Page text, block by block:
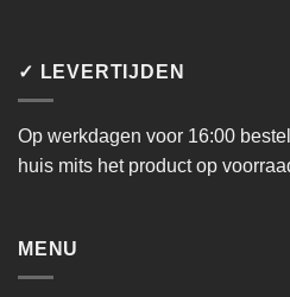
✓ LEVERTIJDEN
Op werkdagen voor 16:00
huis mits het product op
MENU